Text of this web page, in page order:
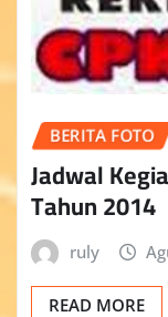
BERITA FOTO
Jadwal
Tahun 2014
ruly
READ MORE